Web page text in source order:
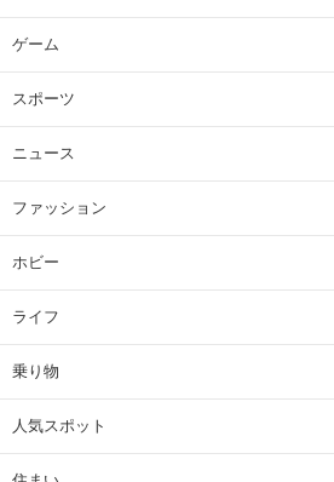
ゲーム
スポーツ
ニュース
ファッション
ホビー
ライフ
乗り物
人気スポット